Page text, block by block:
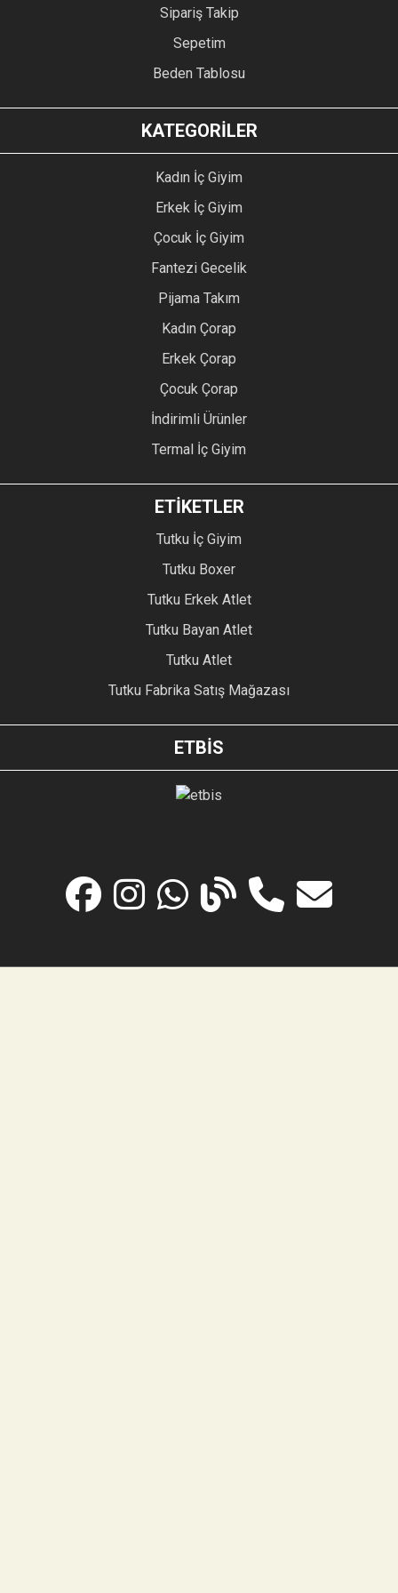
Sipariş Takip
Sepetim
Beden Tablosu
KATEGORİLER
Kadın İç Giyim
Erkek İç Giyim
Çocuk İç Giyim
Fantezi Gecelik
Pijama Takım
Kadın Çorap
Erkek Çorap
Çocuk Çorap
İndirimli Ürünler
Termal İç Giyim
ETİKETLER
Tutku İç Giyim
Tutku Boxer
Tutku Erkek Atlet
Tutku Bayan Atlet
Tutku Atlet
Tutku Fabrika Satış Mağazası
ETBİS